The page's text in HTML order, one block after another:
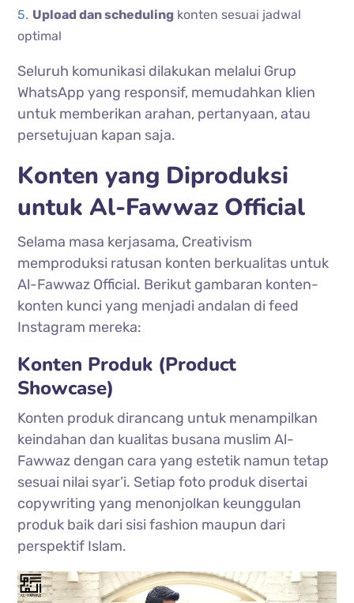
Upload dan scheduling konten sesuai jadwal
optimal
Seluruh komunikasi dilakukan melalui Grup
WhatsApp yang responsif, memudahkan klien
untuk memberikan arahan, pertanyaan, atau
persetujuan kapan saja.
Konten yang Diproduksi
untuk Al-Fawwaz Official
Selama masa kerjasama, Creativism
memproduksi ratusan konten berkualitas untuk
Al-Fawwaz Official. Berikut gambaran konten-
konten kunci yang menjadi andalan di feed
Instagram mereka:
Konten Produk (Product
Showcase)
Konten produk dirancang untuk menampilkan
keindahan dan kualitas busana muslim Al-
Fawwaz dengan cara yang estetik namun tetap
sesuai nilai syar’i. Setiap foto produk disertai
copywriting yang menonjolkan keunggulan
produk baik dari sisi fashion maupun dari
perspektif Islam.